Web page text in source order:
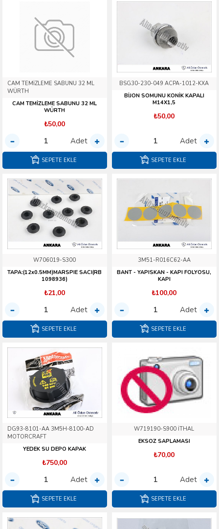
CAM TEMİZLEME SABUNU 32 ML
WÜRTH
CAM TEMİZLEME SABUNU 32 ML
WÜRTH
₺50,00
Adet
SEPETE EKLE
BSG30-230-049 ACPA-1012-KXA
BİJON SOMUNU KONİK KAPALI
M14X1,5
₺50,00
Adet
SEPETE EKLE
W706019-S300
TAPA:(12x0.5MM)MARSPIE SACI(RB
1098936)
₺21,00
Adet
SEPETE EKLE
3M51-R016C62-AA
BANT - YAPISKAN - KAPI FOLYOSU,
KAPI
₺100,00
Adet
SEPETE EKLE
DG93-8101-AA 3M5H-8100-AD
MOTORCRAFT
YEDEK SU DEPO KAPAK
₺750,00
Adet
SEPETE EKLE
W719190-S900 İTHAL
EKSOZ SAPLAMASI
₺70,00
Adet
SEPETE EKLE